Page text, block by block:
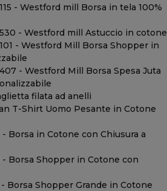
- Westford mill Borsa in tela 100%
- Westford mill Astuccio in cotone
- Westford Mill Borsa Shopper in
- Westford Mill Borsa Spesa Juta
filata ad anelli
T-Shirt Uomo Pesante in Cotone
Borsa in Cotone con Chiusura a
- Borsa Shopper in Cotone con
Borsa Shopper Grande in Cotone